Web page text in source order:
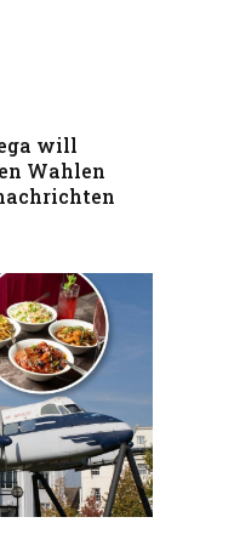
will
Wahlen